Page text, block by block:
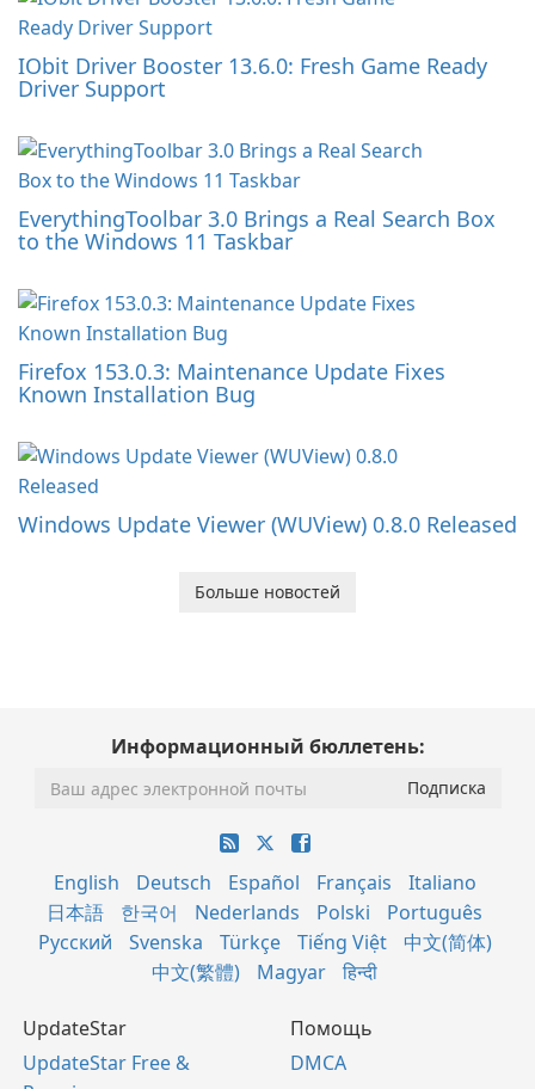
IObit Driver Booster 13.6.0: Fresh Game Ready
Driver Support
EverythingToolbar 3.0 Brings a Real Search Box
to the Windows 11 Taskbar
Firefox 153.0.3: Maintenance Update Fixes
Known Installation Bug
Windows Update Viewer (WUView) 0.8.0 Released
Больше новостей
Информационный бюллетень:
English Deutsch Español Français
Italiano
日本語
한국어 Nederlands Polski
Português
Русский
Svenska Türkçe Tiếng Việt
中文(简体)
中文(繁體)
Magyar हिन्दी
UpdateStar
UpdateStar Free &
Помощь
DMCA